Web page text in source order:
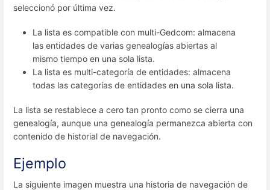
seleccionó por última vez.
La lista es compatible con multi-Gedcom: almacena
las entidades de varias genealogías abiertas al
mismo tiempo en una sola lista.
La lista es multi-categoría de entidades: almacena
todas las categorías de entidades en una sola lista.
La lista se restablece a cero tan pronto como se cierra una
genealogía, aunque una genealogía permanezca abierta con
contenido de historial de navegación.
Ejemplo
La siguiente imagen muestra una historia de navegación de